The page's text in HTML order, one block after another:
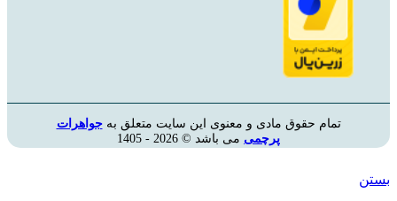
تمام حقوق مادی و معنوی این سایت متعلق بهجواهرات
پرچمی می باشد © 2026 - 1405
بستن